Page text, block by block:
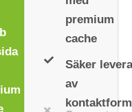
premium
cache
Säker
av